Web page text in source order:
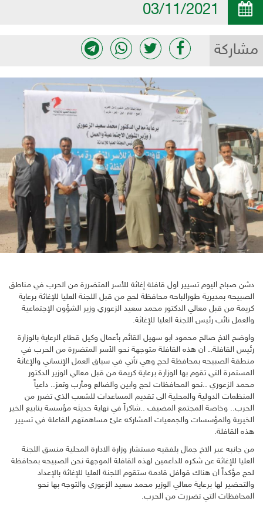
مشاركة
دشن صباح اليوم تسيير اول قافلة إغاثة للأسر المتضررة من الحرب في مناطق
الصبيحه بمديرية طورالباحه محافظة لحج من قبل اللجنة العليا للإغاثة برعاية
كريمة من قبل معالي الدكتور محمد سعيد الزعوري وزير الشؤون الإجتماعية
والعمل نائب رئيس اللجنة العليا للإغاثة.
واوضح الاخ صالح محمود ابو سهيل القائم بأعمال وكيل قطاع الرعاية بالوزارة
رئيس القافلة.. ان هذه القافلة متوجهة نحو الأسر المتضررة من الحرب في
منطقة الصبيحه بمحافظة لحج وهي تأتي في سياق العمل الإنساني والإغاثة
المستمرة التي تقوم بها الوزارة برعاية كريمة من قبل معالي الوزير الدكتور
محمد الزعوري ..نحو المحافظات لحج وابين والضالع ومأرب وتعز.. داعياً
المنظمات الدولية والمحلية الى تقديم المساعدات للشعب الذي تضرر من
الحرب.. وخاصة المجتمع المضيف ..شاكراً في نهاية حديثه مؤسسة ينابيع الخير
الخيرية والمؤسسات والجمعيات المشاركه علئ مساهمتهم الفاعلة في تسيير
هذه القافلة.
من جانبه عبر الاخ جمال بلفقيه مستشار وزارة الادارة المحلية منسق اللجنة
العليا للإغاثة عن شكره للداعمين لهذه القافلة الموجهة نحن الصبيحه بمحافظة
لحج مؤكداً ان هناك قوافل قادمة ستقوم اللجنة العليا للإغاثة بالإعداد
والتحضير لها برعاية معالي الوزير محمد سعيد الزعوري والتوجه بها نحو
المحافظات التي تضررت من الحرب.